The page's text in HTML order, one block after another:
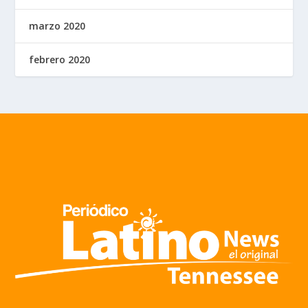
marzo 2020
febrero 2020